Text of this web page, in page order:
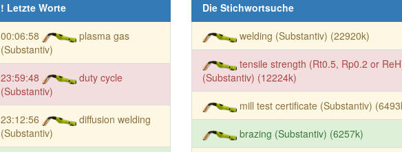
! Letzte Worte
00:06:58
plasma gas
(Substantiv)
23:59:48
duty cycle
(Substantiv)
23:12:56
diffusion welding
(Substantiv)
Die Stichwortsuche
welding (Substantiv) (22920k)
tensile strength (Rt0.5, Rp0.2 or
(Substantiv) (12224k)
mill test certificate (Substantiv)
brazing (Substantiv) (6257k)